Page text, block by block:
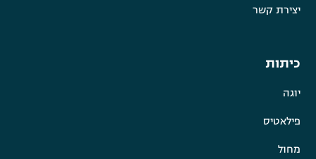
יצירת קשר
כיתות
יוגה
פילאטיס
מחול